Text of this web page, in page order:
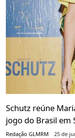
Schutz reúne
jogo do Brasil em
Redação GLMRM 25 de